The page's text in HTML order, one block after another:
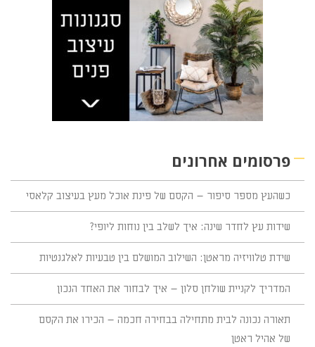
פרסומים אחרונים
כשהעץ מספר סיפור – הקסם של פינת אוכל מעץ בעיצוב קלאסי
שידות עץ לחדר שינה: איך לשלב בין נוחות ליופי?
שידת טלוויזיה מראטן: השילוב המושלם בין טבעיות לאלגנטיות
המדריך לקניית שולחן סלון – איך לבחור את האחד הנכון
תאורה נכונה לבית מתחילה בבחירה חכמה – הכירו את הקסם
של אהיל ראטן